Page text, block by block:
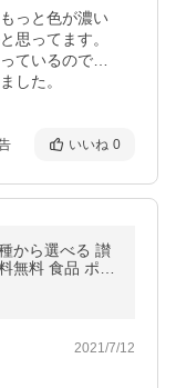
っと色が濃い
思ってます。
ているので…
した。
いいね 0
から選べる 讃
無料 食品 ポイ
ネ リングイネ
2021/7/12